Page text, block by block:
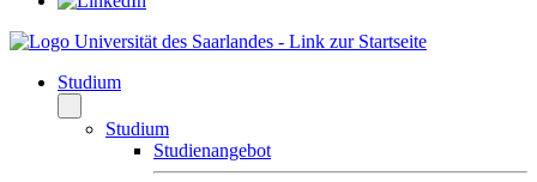
Studium
Studium
Studienangebot